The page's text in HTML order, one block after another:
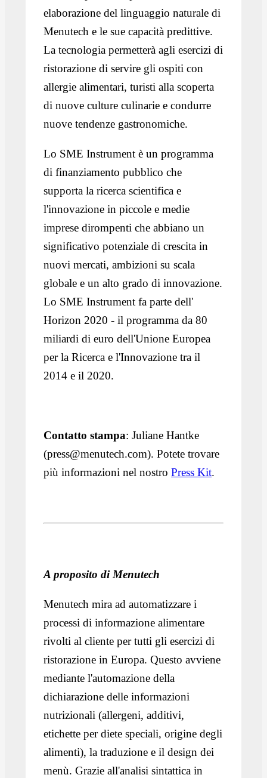
elaborazione del linguaggio naturale di
Menutech e le sue capacità predittive.
La tecnologia permetterà agli esercizi di
ristorazione di servire gli ospiti con
allergie alimentari, turisti alla scoperta
di nuove culture culinarie e condurre
nuove tendenze gastronomiche.
Lo SME Instrument è un programma
di finanziamento pubblico che
supporta la ricerca scientifica e
l'innovazione in piccole e medie
imprese dirompenti che abbiano un
significativo potenziale di crescita in
nuovi mercati, ambizioni su scala
globale e un alto grado di innovazione.
Lo SME Instrument fa parte dell'
Horizon 2020 - il programma da 80
miliardi di euro dell'Unione Europea
per la Ricerca e l'Innovazione tra il
2014 e il 2020.
Contatto stampa: Juliane Hantke
(press@menutech.com). Potete trovare
più informazioni nel nostroPress Kit.
A proposito di Menutech
Menutech mira ad automatizzare i
processi di informazione alimentare
rivolti al cliente per tutti gli esercizi di
ristorazione in Europa. Questo avviene
mediante l'automazione della
dichiarazione delle informazioni
nutrizionali (allergeni, additivi,
etichette per diete speciali, origine degli
alimenti), la traduzione e il design dei
menù. Grazie all'analisi sintattica in